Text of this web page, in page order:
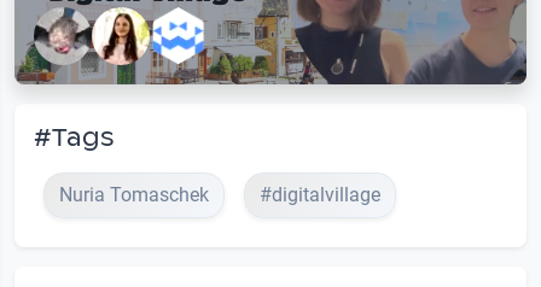
#Tags
Nuria Tomaschek #digitalvillage